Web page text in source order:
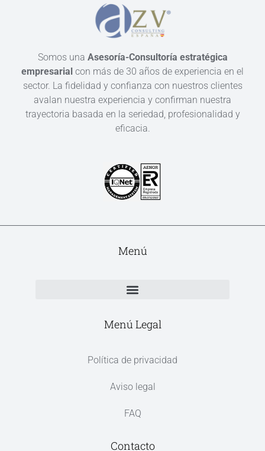
Somos una Asesoría-Consultoría estratégica
empresarial con más de 30 años de experiencia en el
sector. La fidelidad y confianza con nuestros clientes
avalan nuestra experiencia y confirman nuestra
trayectoria basada en la seriedad, profesionalidad y
eficacia.
Menú
Menú Legal
Política de privacidad
Aviso legal
FAQ
Contacto